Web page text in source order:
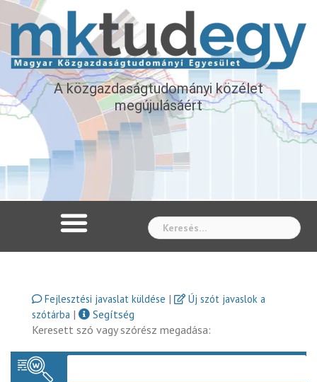
A közgazdaságtudományi közélet
megújulásáért
Fejlesztési javaslat küldése |
Új szót javaslok a
szótárba |
Segítség
Keresett szó vagy szórész megadása: